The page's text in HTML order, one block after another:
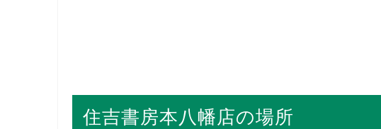
住吉書房本八幡店の場所